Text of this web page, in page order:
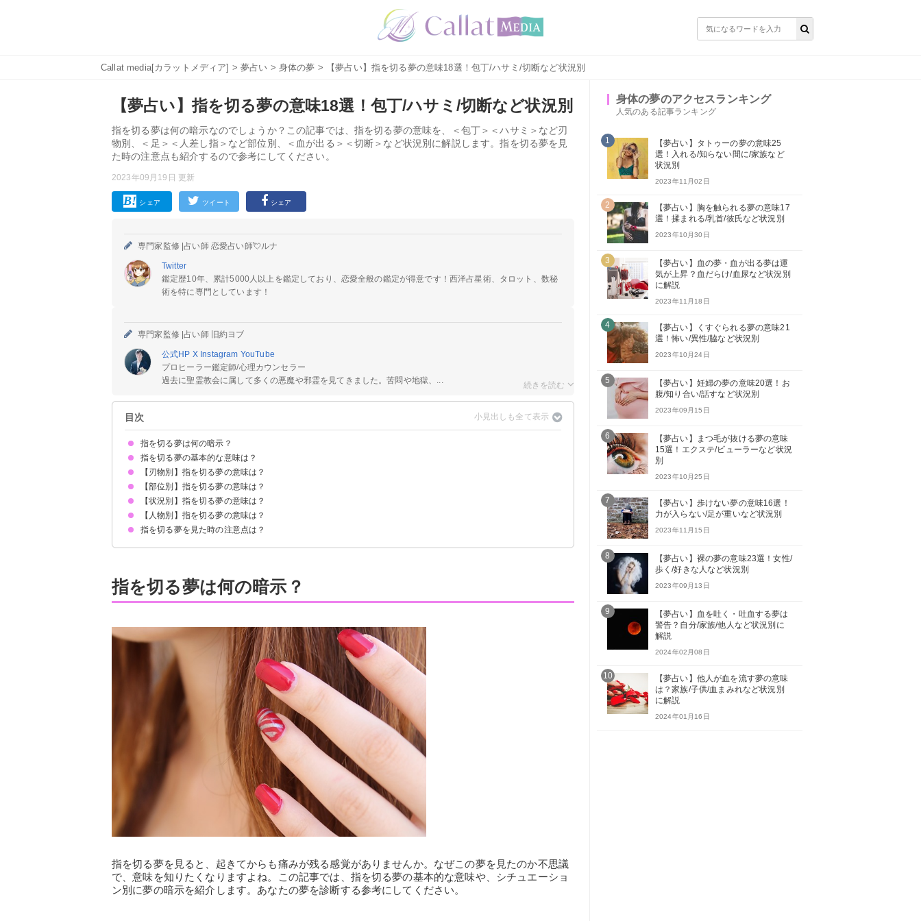
Callat media[カラットメディア] >夢占い > 身体の夢 > 【夢占い】指を切る夢の意味18選！包丁/ハサミ/切断など状況別
【夢占い】指を切る夢の意味18選！包丁/ハサミ/切断など状況別
指を切る夢は何の暗示なのでしょうか？この記事では、指を切る夢の意味を、＜包丁＞＜ハサミ＞など刃
物別、＜足＞＜人差し指＞など部位別、＜血が出る＞＜切断＞など状況別に解説します。指を切る夢を見
た時の注意点も紹介するので参考にしてください。
2023年09月19日 更新
シェア ツイート シェア
専門家監修 |占い師 恋愛占い師💘ルナ
Twitter
鑑定歴10年、累計5000人以上を鑑定しており、恋愛全般の鑑定が得意です！西洋占星術、タロット、数秘
術を特に専門としています！
専門家監修 |占い師 旧約ヨブ
公式HP X Instagram YouTube
プロヒーラー鑑定師/心理カウンセラー
過去に聖霊教会に属して多くの悪魔や邪霊を見てきました。苦悶や地獄、...
目次
指を切る夢は何の暗示？
指を切る夢の基本的な意味は？
対人トラブルの暗示
状況によって意味が決まる
【刃物別】指を切る夢の意味は？
包丁で指を切る夢【警告夢】
ハサミで指を切る夢【吉夢】
カッターで指を切る夢【吉夢】
ガラスで指を切る夢【凶夢】
【部位別】指を切る夢の意味は？
手の指を切る夢【警告夢】
足の指を切る夢【凶夢】
親指を切る夢【吉夢】
人差し指を切る夢【警告夢】
中指を切る夢【警告夢】
薬指を切る夢【警告夢】
小指を切る夢【警告夢】
【状況別】指を切る夢の意味は？
指を切って血が出る夢【警告夢】
指を切って切断する夢【警告夢】
指を切ってポロッと落ちる夢【警告夢】
【人物別】指を切る夢の意味は？
他人・知らない人の指を切る夢【警告夢】
家族の指を切る夢【警告夢】
恋人の指を切る夢【警告夢】
友達の指を切る夢【警告夢】
指を切る夢を見た時の注意点は？
指を切る夢は何の暗示？
指を切る夢を見ると、起きてからも痛みが残る感覚がありませんか。なぜこの夢を見たのか不思議
で、意味を知りたくなりますよね。この記事では、指を切る夢の基本的な意味や、シチュエーショ
ン別に夢の暗示を紹介します。あなたの夢を診断する参考にしてください。
身体の夢のアクセスランキング
人気のある記事ランキング
1
【夢占い】タトゥーの夢の意味25
選！入れる/知らない間に/家族など
状況別
2023年11月02日
2
【夢占い】胸を触られる夢の意味17
選！揉まれる/乳首/彼氏など状況別
2023年10月30日
3
【夢占い】血の夢・血が出る夢は運
気が上昇？血だらけ/血尿など状況別
に解説
2023年11月18日
4
【夢占い】くすぐられる夢の意味21
選！怖い/異性/脇など状況別
2023年10月24日
5
【夢占い】妊婦の夢の意味20選！お
腹/知り合い/話すなど状況別
2023年09月15日
6
【夢占い】まつ毛が抜ける夢の意味
15選！エクステ/ビューラーなど状況
別
2023年10月25日
7
【夢占い】歩けない夢の意味16選！
力が入らない/足が重いなど状況別
2023年11月15日
8
【夢占い】裸の夢の意味23選！女性/
歩く/好きな人など状況別
2023年09月13日
9
【夢占い】血を吐く・吐血する夢は
警告？自分/家族/他人など状況別に
解説
2024年02月08日
10
【夢占い】他人が血を流す夢の意味
は？家族/子供/血まみれなど状況別
に解説
2024年01月16日